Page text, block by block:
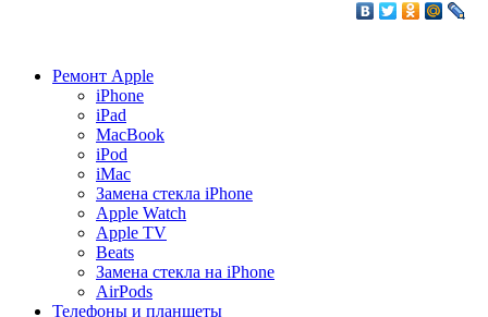
Ремонт Apple
iPhone
iPad
MacBook
iPod
iMac
Замена стекла iPhone
Apple Watch
Apple TV
Beats
Замена стекла на iPhone
AirPods
Телефоны и планшеты